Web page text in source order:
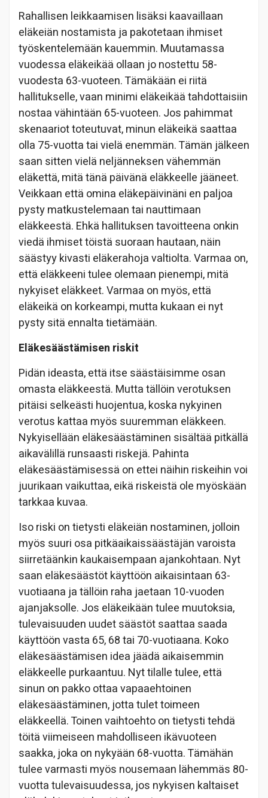
Rahallisen leikkaamisen lisäksi kaavaillaan
eläkeiän nostamista ja pakotetaan ihmiset
työskentelemään kauemmin. Muutamassa
vuodessa eläkeikää ollaan jo nostettu 58-
vuodesta 63-vuoteen. Tämäkään ei riitä
hallitukselle, vaan minimi eläkeikää tahdottaisiin
nostaa vähintään 65-vuoteen. Jos pahimmat
skenaariot toteutuvat, minun eläkeikä saattaa
olla 75-vuotta tai vielä enemmän. Tämän jälkeen
saan sitten vielä neljänneksen vähemmän
eläkettä, mitä tänä päivänä eläkkeelle jääneet.
Veikkaan että omina eläkepäivinäni en paljoa
pysty matkustelemaan tai nauttimaan
eläkkeestä. Ehkä hallituksen tavoitteena onkin
viedä ihmiset töistä suoraan hautaan, näin
säästyy kivasti eläkerahoja valtiolta. Varmaa on,
että eläkkeeni tulee olemaan pienempi, mitä
nykyiset eläkkeet. Varmaa on myös, että
eläkeikä on korkeampi, mutta kukaan ei nyt
pysty sitä ennalta tietämään.
Eläkesäästämisen riskit
Pidän ideasta, että itse säästäisimme osan
omasta eläkkeestä. Mutta tällöin verotuksen
pitäisi selkeästi huojentua, koska nykyinen
verotus kattaa myös suuremman eläkkeen.
Nykyisellään eläkesäästäminen sisältää pitkällä
aikavälillä runsaasti riskejä. Pahinta
eläkesäästämisessä on ettei näihin riskeihin voi
juurikaan vaikuttaa, eikä riskeistä ole myöskään
tarkkaa kuvaa.
Iso riski on tietysti eläkeiän nostaminen, jolloin
myös suuri osa pitkäaikaissäästäjän varoista
siirretäänkin kaukaisempaan ajankohtaan. Nyt
saan eläkesäästöt käyttöön aikaisintaan 63-
vuotiaana ja tällöin raha jaetaan 10-vuoden
ajanjaksolle. Jos eläkeikään tulee muutoksia,
tulevaisuuden uudet säästöt saattaa saada
käyttöön vasta 65, 68 tai 70-vuotiaana. Koko
eläkesäästämisen idea jäädä aikaisemmin
eläkkeelle purkaantuu. Nyt tilalle tulee, että
sinun on pakko ottaa vapaaehtoinen
eläkesäästäminen, jotta tulet toimeen
eläkkeellä. Toinen vaihtoehto on tietysti tehdä
töitä viimeiseen mahdolliseen ikävuoteen
saakka, joka on nykyään 68-vuotta. Tämähän
tulee varmasti myös nousemaan lähemmäs 80-
vuotta tulevaisuudessa, jos nykyisen kaltaiset